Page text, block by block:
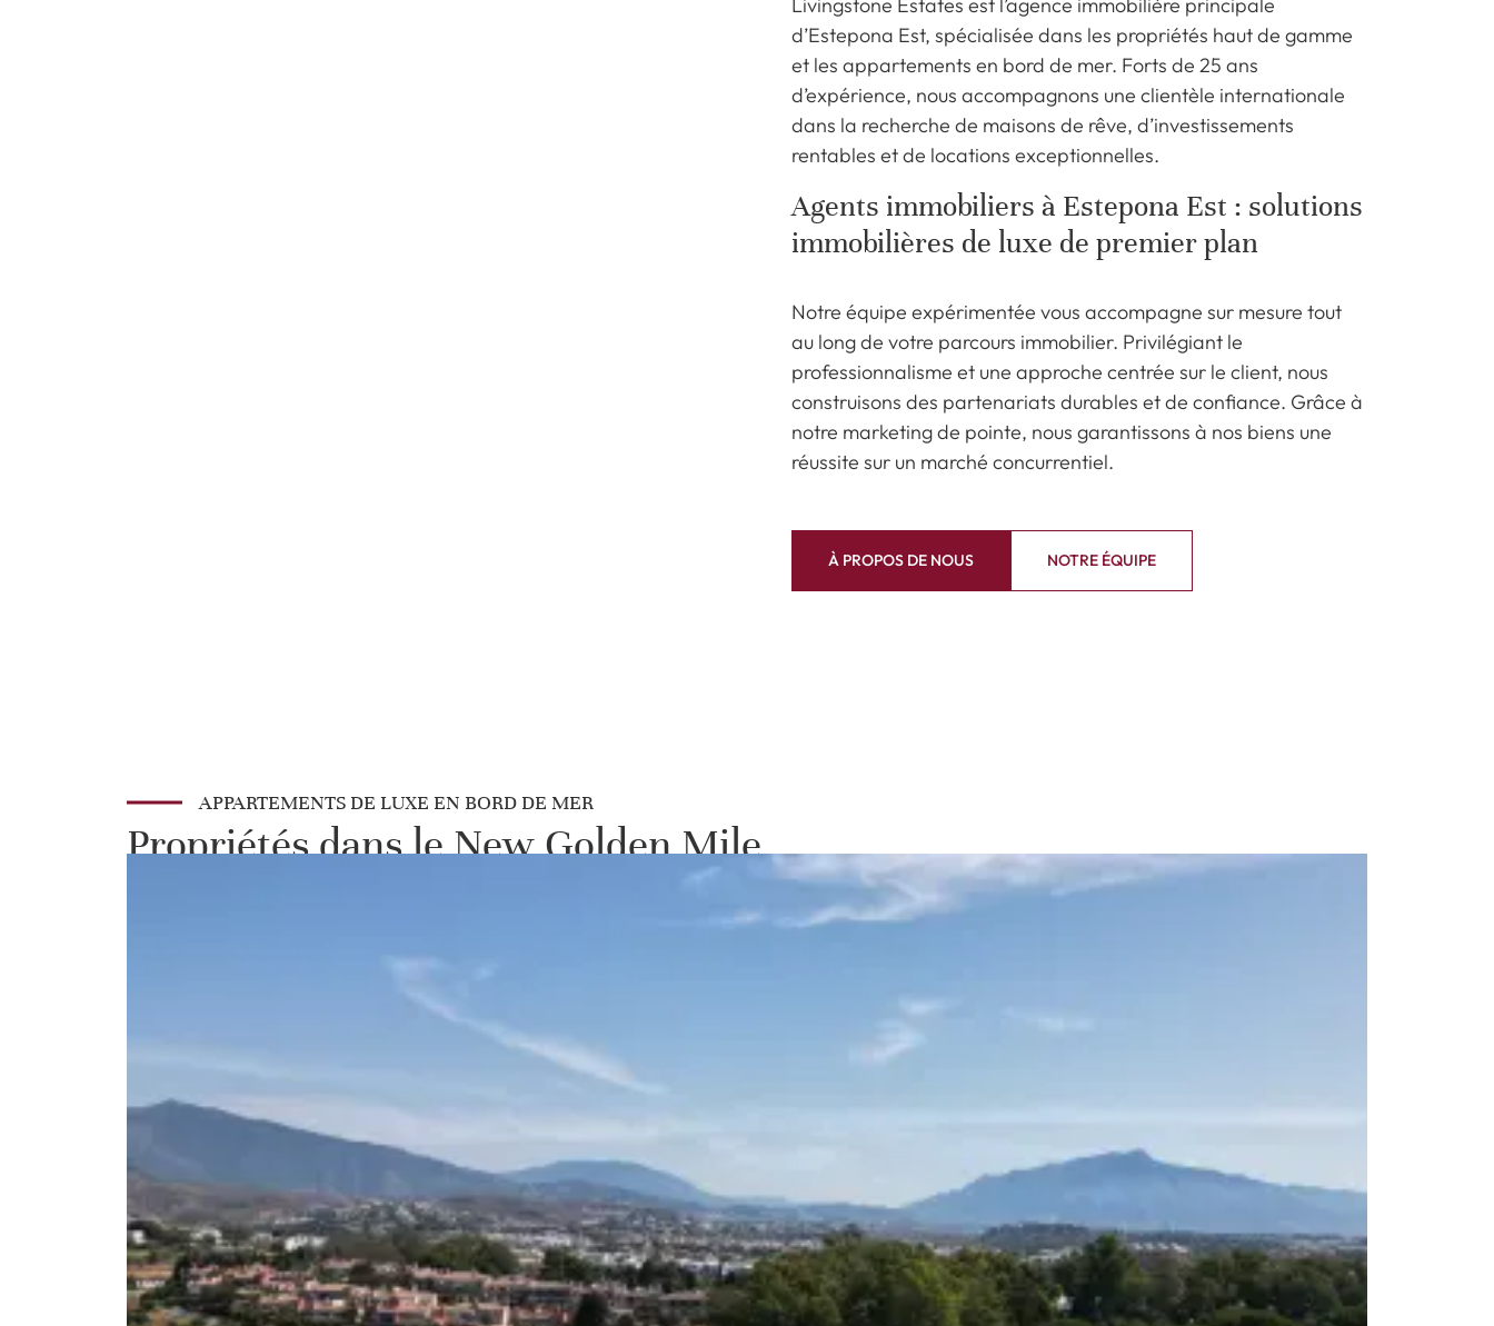
d’Estepona Est, spécialisée dans les propriétés haut de gamme
et les appartements en bord de mer. Forts de 25 ans
d’expérience, nous accompagnons une clientèle internationale
dans la recherche de maisons de rêve, d’investissements
rentables et de locations exceptionnelles.
Agents immobiliers à Estepona Est : solutions
immobilières de luxe de premier plan
Notre équipe expérimentée vous accompagne sur mesure tout
au long de votre parcours immobilier. Privilégiant le
professionnalisme et une approche centrée sur le client, nous
construisons des partenariats durables et de confiance. Grâce à
notre marketing de pointe, nous garantissons à nos biens une
réussite sur un marché concurrentiel.
À PROPOS DE NOUS NOTRE ÉQUIPE
APPARTEMENTS DE LUXE EN BORD DE MER
Propriétés dans le New Golden Mile